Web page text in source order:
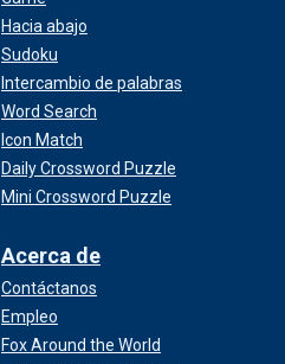
Hacia abajo
Sudoku
Intercambio de palabras
Word Search
Icon Match
Daily Crossword Puzzle
Mini Crossword Puzzle
Acerca de
Contáctanos
Empleo
Fox Around the World